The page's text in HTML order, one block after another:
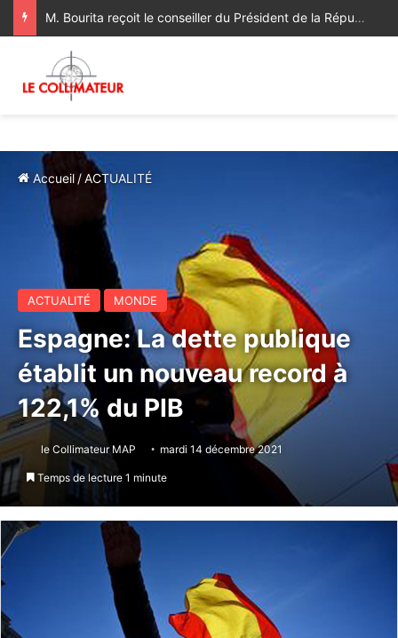
Sa Majesté le Roi reçoit le Wali de Bank Al-Maghrib
Accueil /ACTUALITÉ
ACTUALITÉ MONDE
Espagne: La dette publique
établit un nouveau record à
122,1% du PIB
le Collimateur MAP mardi 14 décembre 2021
Temps de lecture 1 minute